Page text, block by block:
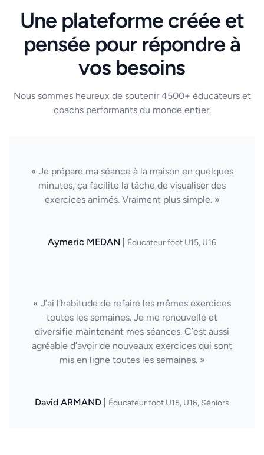
Une plateforme créée et
pensée pour répondre à
vos besoins
Nous sommes heureux de soutenir 4500+ éducateurs et
coachs performants du monde entier.
« Je prépare ma séance à la maison en quelques
minutes, ça facilite la tâche de visualiser des
exercices animés. Vraiment plus simple. »
Aymeric MEDAN | Éducateur foot U15, U16
« J’ai l’habitude de refaire les mêmes exercices
toutes les semaines. Je me renouvelle et
diversifie maintenant mes séances. C’est aussi
agréable d’avoir de nouveaux exercices qui sont
mis en ligne toutes les semaines. »
David ARMAND | Éducateur foot U15, U16, Séniors